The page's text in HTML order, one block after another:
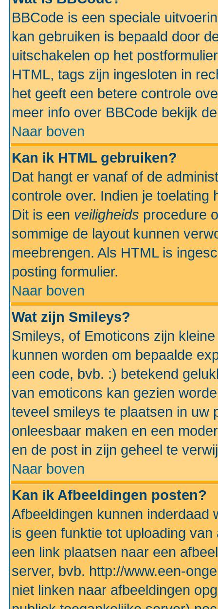
BBCode is een speciale
kan gebruiken is bepaald door
uitschakelen op het
HTML, tags zijn ingesloten in
het geeft een betere controle
meer info over BBCode bekijk
Naar boven
Kan ik HTML gebruiken?
Dat hangt er vanaf of de
controle over. Indien je
Dit is een veiligheids procedure
sommige de layout kunnen
meebrengen. Als HTML is
posting formulier.
Naar boven
Wat zijn Smileys?
Smileys, of Emoticons zijn
kunnen worden om bepaalde
een code, bvb. :) betekend
van emoticons kan gezien
teveel smileys te plaatsen in uw
onleesbaar maken en een
en de post in zijn geheel te
Naar boven
Kan ik Afbeeldingen posten?
Afbeeldingen kunnen inderdaad
is geen funktie tot uploading
een link plaatsen naar een
server, bvb. http://www.een-
niet linken naar afbeeldingen